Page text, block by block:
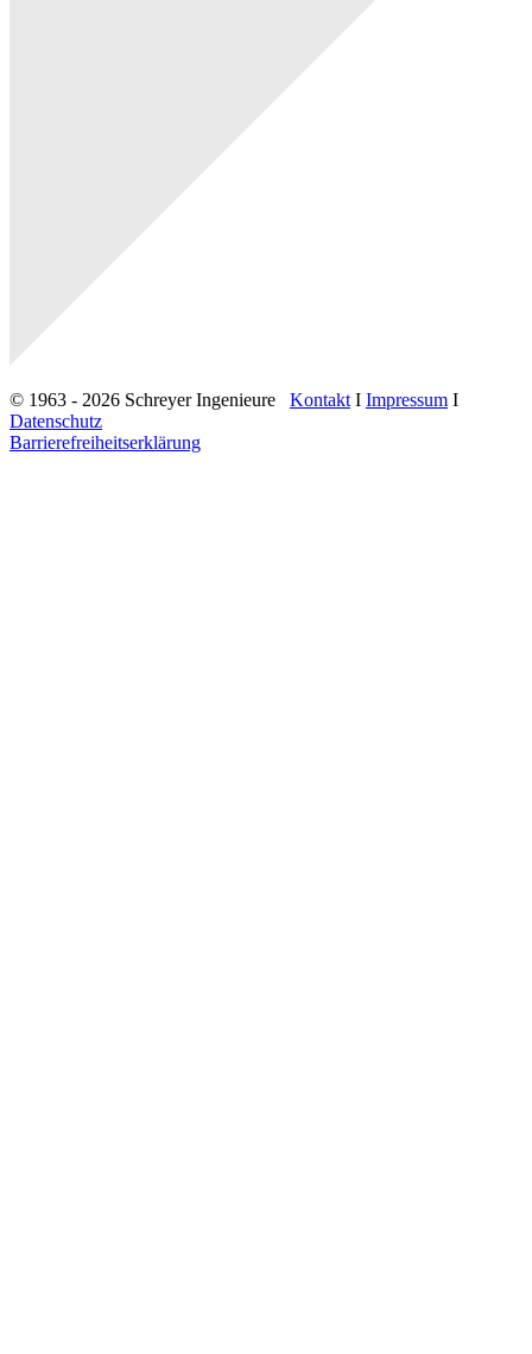
© 1963 - 2026 Schreyer Ingenieure Kontakt I Impressum I
Datenschutz
Barrierefreiheitserklärung